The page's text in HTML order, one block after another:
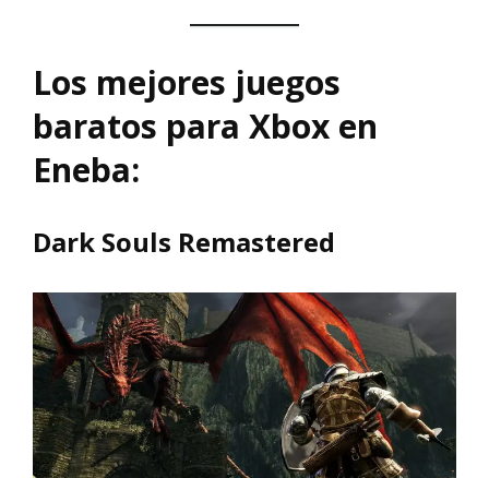
Los mejores juegos
baratos para Xbox en
Eneba:
Dark Souls Remastered